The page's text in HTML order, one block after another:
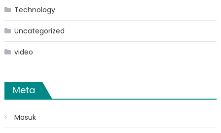
Technology
Uncategorized
video
Meta
Masuk